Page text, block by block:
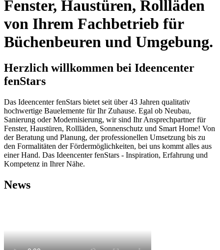
Fenster, Haustüren, Rollläden
von Ihrem Fachbetrieb für
Büchenbeuren und Umgebung.
Herzlich willkommen bei Ideencenter
fenStars
Das Ideencenter fenStars bietet seit über 43 Jahren qualitativ
hochwertige Bauelemente für Ihr Zuhause. Egal ob Neubau,
Sanierung oder Modernisierung, wir sind Ihr Ansprechpartner für
Fenster, Haustüren, Rollläden, Sonnenschutz und Smart Home! Von
der Beratung und Planung, der professionellen Umsetzung bis zu
den Formalitäten der Fördermöglichkeiten, bei uns kommt alles aus
einer Hand. Das Ideencenter fenStars - Inspiration, Erfahrung und
Kompetenz in Ihrer Nähe.
News